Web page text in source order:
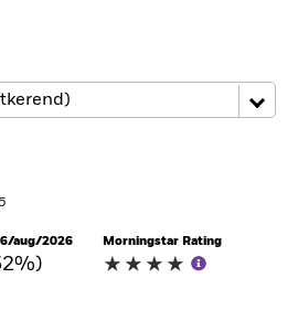
aug/2026 Morningstar Rating